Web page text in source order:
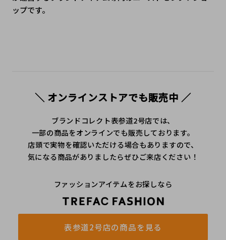
ップです。
＼ オンラインストアでも販売中 ／
ブランドコレクト表参道2号店では、
一部の商品をオンラインでも販売しております。
店頭で実物を確認いただける場合もありますので、
気になる商品がありましたらぜひご来店ください！
ファッションアイテムをお探しなら
表参道2号店の商品を見る